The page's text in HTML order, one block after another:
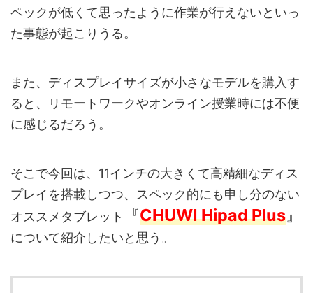
ペックが低くて思ったように作業が行えないといっ
た事態が起こりうる。
また、ディスプレイサイズが小さなモデルを購入す
ると、リモートワークやオンライン授業時には不便
に感じるだろう。
そこで今回は、11インチの大きくて高精細なディス
プレイを搭載しつつ、スペック的にも申し分のない
オススメタブレット
『CHUWI Hipad Plus』
について紹介したいと思う。